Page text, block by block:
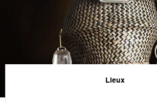
Lieux